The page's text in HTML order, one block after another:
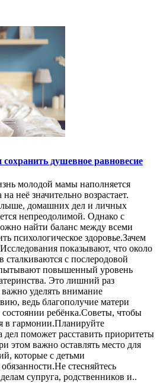
душевное равновесие
молодой мамы наполняется
неё значительно возрастает.
домашних дел и личных
непреодолимой. Однако с
найти баланс между всеми
психологическое здоровье.Зачем
показывают, что около
с послеродовой
повышенный уровень
Это лишний раз
важно уделять внимание
ведь благополучие матери
ребёнка.Советы, чтобы
в гармонии.Планируйте
дел поможет расставить приоритеты
этом важно оставлять место для
которые с детьми
стесняйтесь
супруга, родственников и..